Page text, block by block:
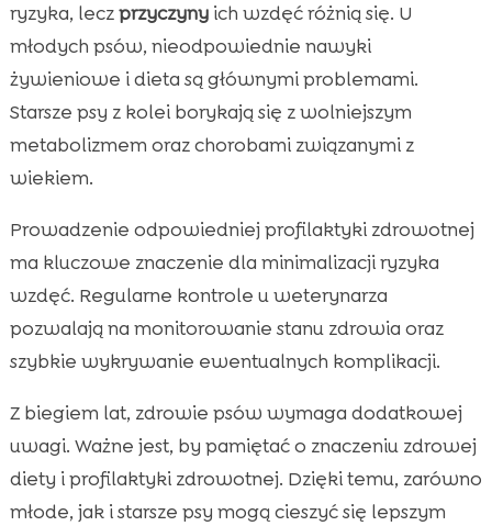
ryzyka, leczprzyczynyich wzdęć różnią się. U
młodych psów, nieodpowiednie nawyki
żywieniowe i dieta są głównymi problemami.
Starsze psy z kolei borykają się z wolniejszym
metabolizmem oraz chorobami związanymi z
wiekiem.
Prowadzenie odpowiedniej profilaktyki zdrowotnej
ma kluczowe znaczenie dla minimalizacji ryzyka
wzdęć. Regularne kontrole u weterynarza
pozwalają na monitorowanie stanu zdrowia oraz
szybkie wykrywanie ewentualnych komplikacji.
Z biegiem lat, zdrowie psów wymaga dodatkowej
uwagi. Ważne jest, by pamiętać o znaczeniu zdrowej
diety i profilaktyki zdrowotnej. Dzięki temu, zarówno
młode, jak i starsze psy mogą cieszyć się lepszym